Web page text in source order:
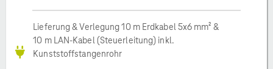
Lieferung & Verlegung 10 m Erdkabel 5x6 mm² &
10 m LAN-Kabel (Steuerleitung) inkl.
Kunststoffstangenrohr